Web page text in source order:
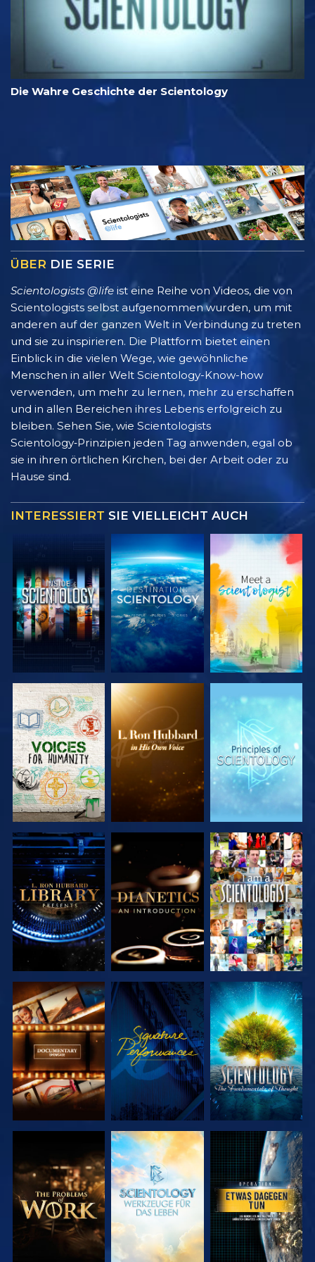
Die Wahre Geschichte der Scientology
ÜBER DIE SERIE
Scientologists @life ist eine Reihe von Videos, die von
Scientologists selbst aufgenommen wurden, um mit
anderen auf der ganzen Welt in Verbindung zu treten
und sie zu inspirieren. Die Plattform bietet einen
Einblick in die vielen Wege, wie gewöhnliche
Menschen in aller Welt Scientology-Know-how
verwenden, um mehr zu lernen, mehr zu erschaffen
und in allen Bereichen ihres Lebens erfolgreich zu
bleiben. Sehen Sie, wie Scientologists
Scientology‑Prinzipien jeden Tag anwenden, egal ob
sie in ihren örtlichen Kirchen, bei der Arbeit oder zu
Hause sind.
INTERESSIERT SIE VIELLEICHT AUCH
SERIE
ENTDECKEN
SERIE
ENTDECKEN
SERIE
ENTDECKEN
SERIE
ENTDECKEN
SERIE
ENTDECKEN
ANSEHEN
SERIE
ENTDECKEN
ANSEHEN
SERIE
ENTDECKEN
SERIE
ENTDECKEN
SERIE
ENTDECKEN
ANSEHEN